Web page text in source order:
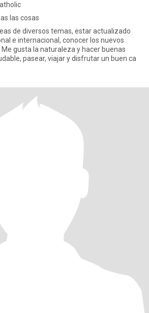
las cosas
de diversos temas, estar actualizado
e internacional, conocer los nuevos
pasear, viajar y disfrutar un buen ca